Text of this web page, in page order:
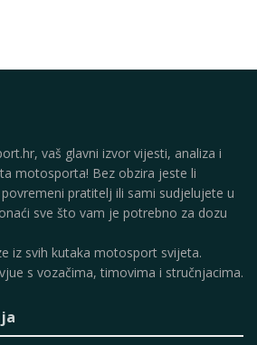
vaš glavni izvor vijesti, analiza i
motosporta! Bez obzira jeste li
pratitelj ili sami sudjelujete u
sve što vam je potrebno za dozu
iz svih kutaka motosport svijeta.
s vozačima, timovima i stručnjacima.